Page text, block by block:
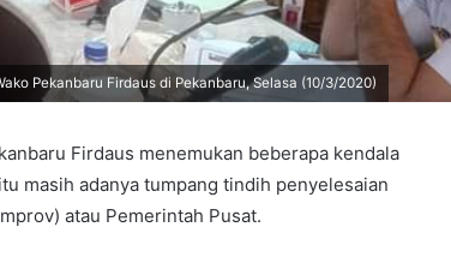
Pekanbaru Firdaus di Pekanbaru, Selasa (10/3/2020)
Firdaus menemukan beberapa kendala
masih adanya tumpang tindih penyelesaian
atau Pemerintah Pusat.